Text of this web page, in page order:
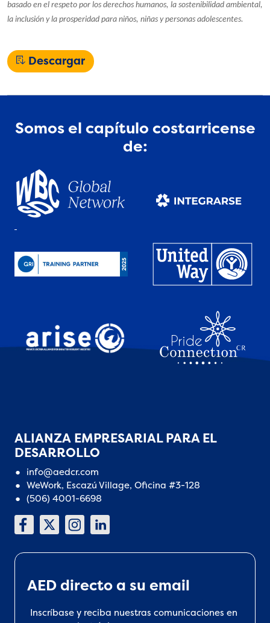
basado en el respeto por los derechos humanos, la sostenibilidad ambiental,
la inclusión y la prosperidad para niños, niñas y personas adolescentes.
Descargar
Somos el capítulo costarricense
de:
ALIANZA EMPRESARIAL PARA EL
DESARROLLO
info@aedcr.com
WeWork, Escazú Village, Oficina #3-128
(506) 4001-6698
AED directo a su email
Inscríbase y reciba nuestras comunicaciones en